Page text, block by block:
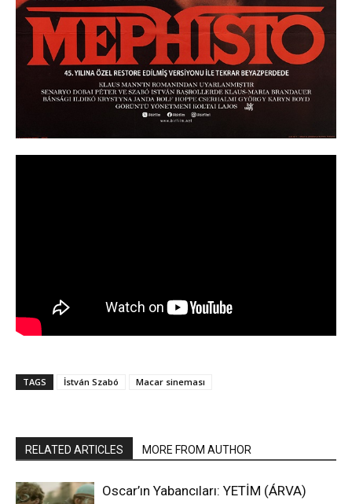
TAGS İstván Szabó Macar sineması
RELATED ARTICLES MORE FROM AUTHOR
Oscar’ın Yabancıları: YETİM (ÁRVA)